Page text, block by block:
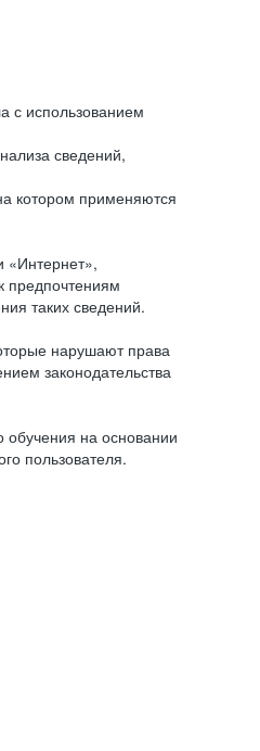
с использованием
сведений,
котором применяются
«Интернет»,
предпочтениям
таких сведений.
нарушают права
законодательства
на основании
пользователя.